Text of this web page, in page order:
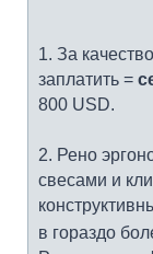
1. За
заплатить =
800 USD.
2. Рено
свесами и
в гораздо